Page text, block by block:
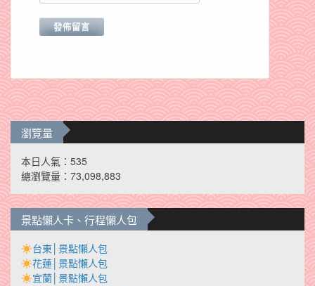
瀏覽量
本日人氣：535
總瀏覽量：73,098,883
景點懶人卡、行程懶人包
台東│景點懶人包
花蓮│景點懶人包
宜蘭│景點懶人包